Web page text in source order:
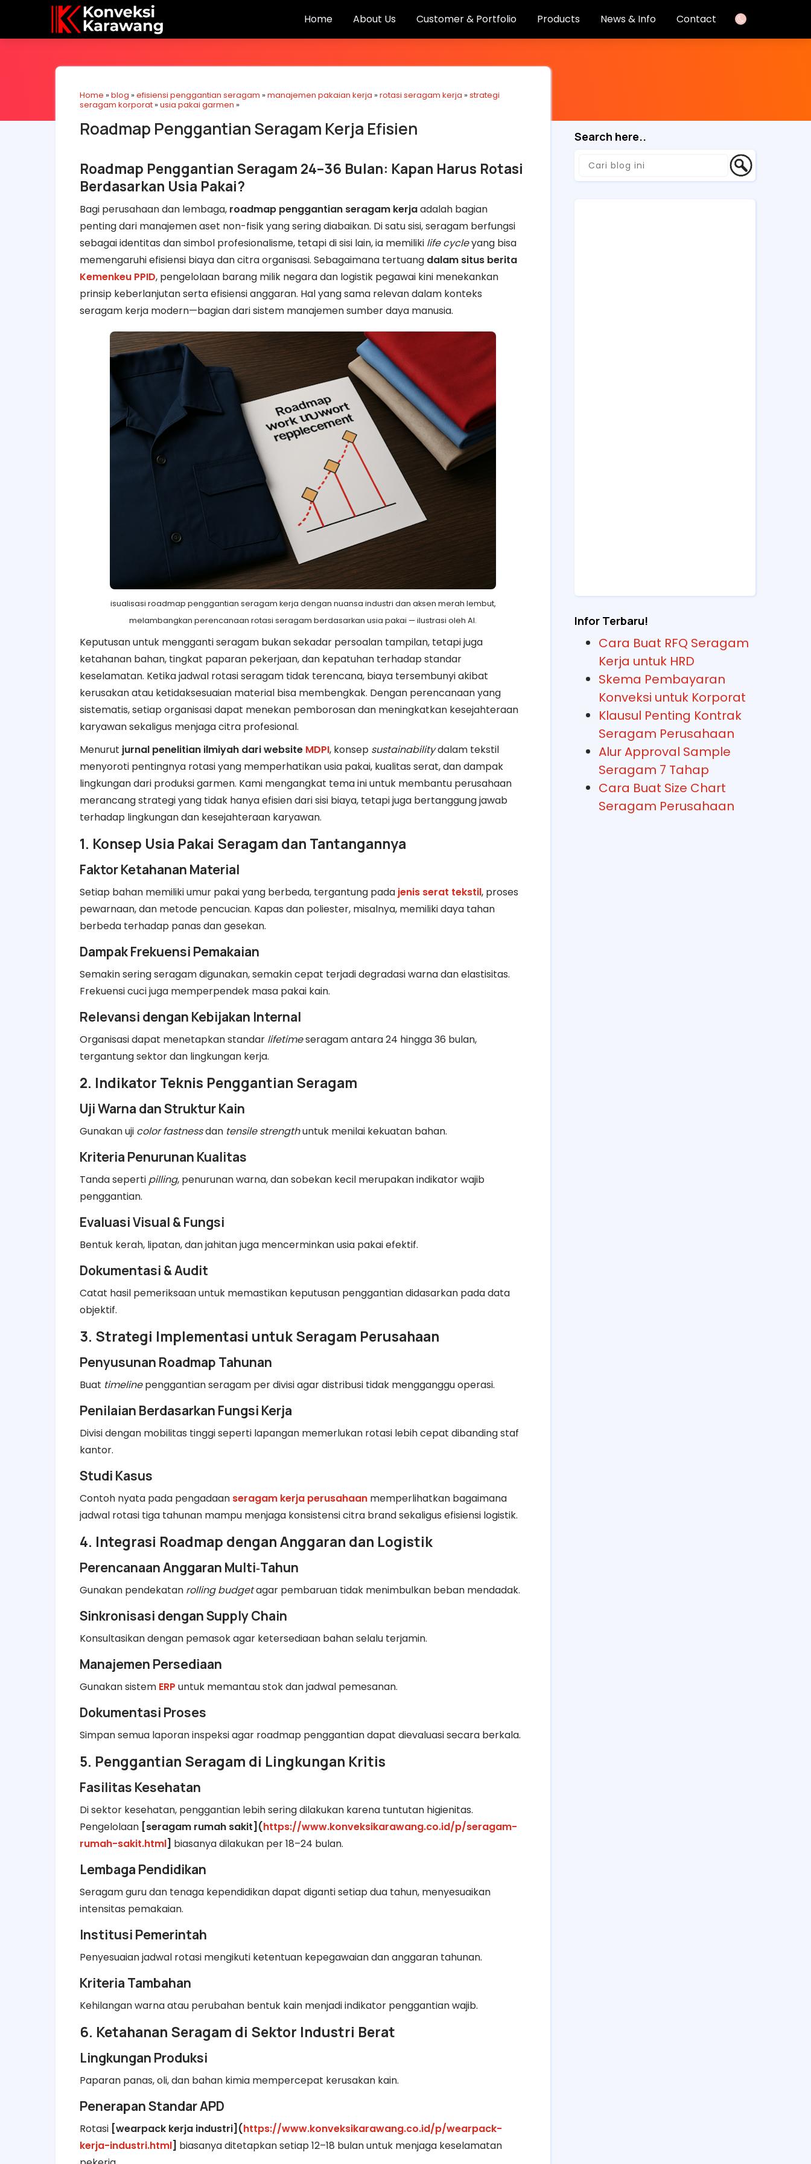
Home About Us Customer & Portfolio Products News & Info Contact
Home »blog »efisiensi penggantian seragam »manajemen pakaian kerja »rotasi seragam kerja »strategi
seragam korporat »usia pakai garmen »
Roadmap Penggantian Seragam Kerja Efisien
Roadmap Penggantian Seragam 24–36 Bulan: Kapan Harus Rotasi
Berdasarkan Usia Pakai?
Bagi perusahaan dan lembaga, roadmap penggantian seragam kerjaadalah bagian
penting dari manajemen aset non-fisik yang sering diabaikan. Di satu sisi, seragam berfungsi
sebagai identitas dan simbol profesionalisme, tetapi di sisi lain, ia memiliki life cycleyang bisa
memengaruhi efisiensi biaya dan citra organisasi. Sebagaimana tertuang dalam situs berita
Kemenkeu PPID, pengelolaan barang milik negara dan logistik pegawai kini menekankan
prinsip keberlanjutan serta efisiensi anggaran. Hal yang sama relevan dalam konteks
seragam kerja modern—bagian dari sistem manajemen sumber daya manusia.
isualisasi roadmap penggantian seragam kerja dengan nuansa industri dan aksen merah lembut,
melambangkan perencanaan rotasi seragam berdasarkan usia pakai — ilustrasi oleh AI.
Keputusan untuk mengganti seragam bukan sekadar persoalan tampilan, tetapi juga
ketahanan bahan, tingkat paparan pekerjaan, dan kepatuhan terhadap standar
keselamatan. Ketika jadwal rotasi seragam tidak terencana, biaya tersembunyi akibat
kerusakan atau ketidaksesuaian material bisa membengkak. Dengan perencanaan yang
sistematis, setiap organisasi dapat menekan pemborosan dan meningkatkan kesejahteraan
karyawan sekaligus menjaga citra profesional.
Menurut jurnal penelitian ilmiyah dari website MDPI, konsep sustainabilitydalam tekstil
menyoroti pentingnya rotasi yang memperhatikan usia pakai, kualitas serat, dan dampak
lingkungan dari produksi garmen. Kami mengangkat tema ini untuk membantu perusahaan
merancang strategi yang tidak hanya efisien dari sisi biaya, tetapi juga bertanggung jawab
terhadap lingkungan dan kesejahteraan karyawan.
1. Konsep Usia Pakai Seragam dan Tantangannya
Faktor Ketahanan Material
Setiap bahan memiliki umur pakai yang berbeda, tergantung pada jenis serat tekstil, proses
pewarnaan, dan metode pencucian. Kapas dan poliester, misalnya, memiliki daya tahan
berbeda terhadap panas dan gesekan.
Dampak Frekuensi Pemakaian
Semakin sering seragam digunakan, semakin cepat terjadi degradasi warna dan elastisitas.
Frekuensi cuci juga memperpendek masa pakai kain.
Relevansi dengan Kebijakan Internal
Organisasi dapat menetapkan standar lifetimeseragam antara 24 hingga 36 bulan,
tergantung sektor dan lingkungan kerja.
2. Indikator Teknis Penggantian Seragam
Uji Warna dan Struktur Kain
Gunakan uji color fastnessdan tensile strengthuntuk menilai kekuatan bahan.
Kriteria Penurunan Kualitas
Tanda seperti pilling, penurunan warna, dan sobekan kecil merupakan indikator wajib
penggantian.
Evaluasi Visual & Fungsi
Bentuk kerah, lipatan, dan jahitan juga mencerminkan usia pakai efektif.
Dokumentasi & Audit
Catat hasil pemeriksaan untuk memastikan keputusan penggantian didasarkan pada data
objektif.
3. Strategi Implementasi untuk Seragam Perusahaan
Penyusunan Roadmap Tahunan
Buat timelinepenggantian seragam per divisi agar distribusi tidak mengganggu operasi.
Penilaian Berdasarkan Fungsi Kerja
Divisi dengan mobilitas tinggi seperti lapangan memerlukan rotasi lebih cepat dibanding staf
kantor.
Studi Kasus
Contoh nyata pada pengadaan seragam kerja perusahaan memperlihatkan bagaimana
jadwal rotasi tiga tahunan mampu menjaga konsistensi citra brand sekaligus efisiensi logistik.
4. Integrasi Roadmap dengan Anggaran dan Logistik
Perencanaan Anggaran Multi‑Tahun
Gunakan pendekatan rolling budgetagar pembaruan tidak menimbulkan beban mendadak.
Sinkronisasi dengan Supply Chain
Konsultasikan dengan pemasok agar ketersediaan bahan selalu terjamin.
Manajemen Persediaan
Gunakan sistem ERP untuk memantau stok dan jadwal pemesanan.
Dokumentasi Proses
Simpan semua laporan inspeksi agar roadmap penggantian dapat dievaluasi secara berkala.
5. Penggantian Seragam di Lingkungan Kritis
Fasilitas Kesehatan
Di sektor kesehatan, penggantian lebih sering dilakukan karena tuntutan higienitas.
Pengelolaan [seragam rumah sakit](https://www.konveksikarawang.co.id/p/seragam-
rumah-sakit.html] biasanya dilakukan per 18–24 bulan.
Lembaga Pendidikan
Seragam guru dan tenaga kependidikan dapat diganti setiap dua tahun, menyesuaikan
intensitas pemakaian.
Institusi Pemerintah
Penyesuaian jadwal rotasi mengikuti ketentuan kepegawaian dan anggaran tahunan.
Kriteria Tambahan
Kehilangan warna atau perubahan bentuk kain menjadi indikator penggantian wajib.
6. Ketahanan Seragam di Sektor Industri Berat
Lingkungan Produksi
Paparan panas, oli, dan bahan kimia mempercepat kerusakan kain.
Penerapan Standar APD
Rotasi [wearpack kerja industri](https://www.konveksikarawang.co.id/p/wearpack-
kerja-industri.html] biasanya ditetapkan setiap 12–18 bulan untuk menjaga keselamatan
Search here..
Infor Terbaru!
Cara Buat RFQ Seragam
Kerja untuk HRD
Skema Pembayaran
Konveksi untuk Korporat
Klausul Penting Kontrak
Seragam Perusahaan
Alur Approval Sample
Seragam 7 Tahap
Cara Buat Size Chart
Seragam Perusahaan